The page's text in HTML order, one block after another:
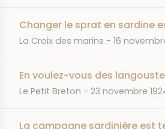
Changer le sprat en sardine
JOURNAL
La Croix des marins DATE
16
En voulez-vous des
JOURNAL
Le Petit Breton DATE
23 novembre
La campagne sardinière est